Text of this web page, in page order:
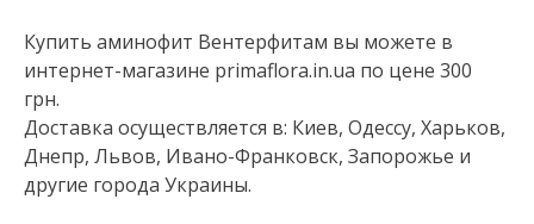
Купить аминофит Вентерфитам вы можете в
интернет-магазине primaflora.in.ua по цене 300
грн.
Доставка осуществляется в: Киев, Одессу, Харьков,
Днепр, Львов, Ивано-Франковск, Запорожье и
другие города Украины.